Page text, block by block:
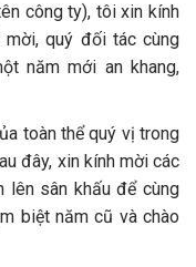
công ty), tôi xin kính
quý đối tác cùng
năm mới an khang,
toàn thể quý vị trong
đây, xin kính mời các
lên sân khấu để cùng
biệt năm cũ và chào